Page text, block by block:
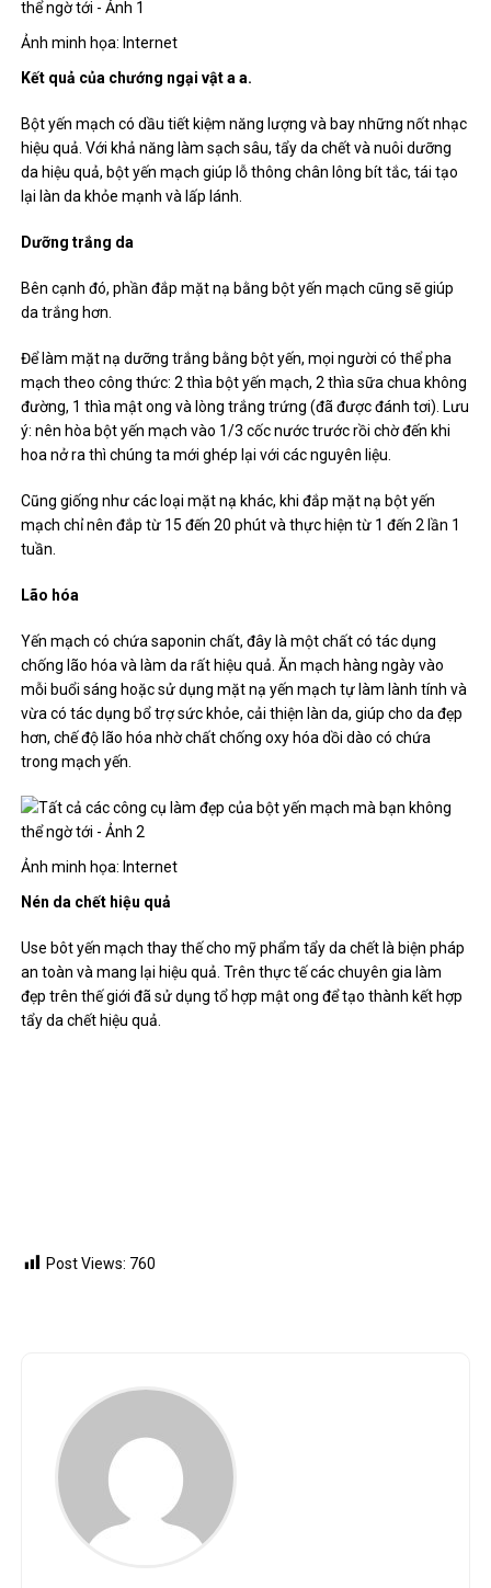
Ảnh minh họa: Internet
Kết quả của chướng ngại vật a a.
Bột yến mạch có dầu tiết kiệm năng lượng và bay những nốt nhạc
hiệu quả. Với khả năng làm sạch sâu, tẩy da chết và nuôi dưỡng
da hiệu quả, bột yến mạch giúp lỗ thông chân lông bít tắc, tái tạo
lại làn da khỏe mạnh và lấp lánh.
Dưỡng trắng da
Bên cạnh đó, phần đắp mặt nạ bằng bột yến mạch cũng sẽ giúp
da trắng hơn.
Để làm mặt nạ dưỡng trắng bằng bột yến, mọi người có thể pha
mạch theo công thức: 2 thìa bột yến mạch, 2 thìa sữa chua không
đường, 1 thìa mật ong và lòng trắng trứng (đã được đánh tơi). Lưu
ý: nên hòa bột yến mạch vào 1/3 cốc nước trước rồi chờ đến khi
hoa nở ra thì chúng ta mới ghép lại với các nguyên liệu.
Cũng giống như các loại mặt nạ khác, khi đắp mặt nạ bột yến
mạch chỉ nên đắp từ 15 đến 20 phút và thực hiện từ 1 đến 2 lần 1
tuần.
Lão hóa
Yến mạch có chứa saponin chất, đây là một chất có tác dụng
chống lão hóa và làm da rất hiệu quả. Ăn mạch hàng ngày vào
mỗi buổi sáng hoặc sử dụng mặt nạ yến mạch tự làm lành tính và
vừa có tác dụng bổ trợ sức khỏe, cải thiện làn da, giúp cho da đẹp
hơn, chế độ lão hóa nhờ chất chống oxy hóa dồi dào có chứa
trong mạch yến.
Ảnh minh họa: Internet
Nén da chết hiệu quả
Use bôt yến mạch thay thế cho mỹ phẩm tẩy da chết là biện pháp
an toàn và mang lại hiệu quả. Trên thực tế các chuyên gia làm
đẹp trên thế giới đã sử dụng tổ hợp mật ong để tạo thành kết hợp
tẩy da chết hiệu quả.
Post Views: 760